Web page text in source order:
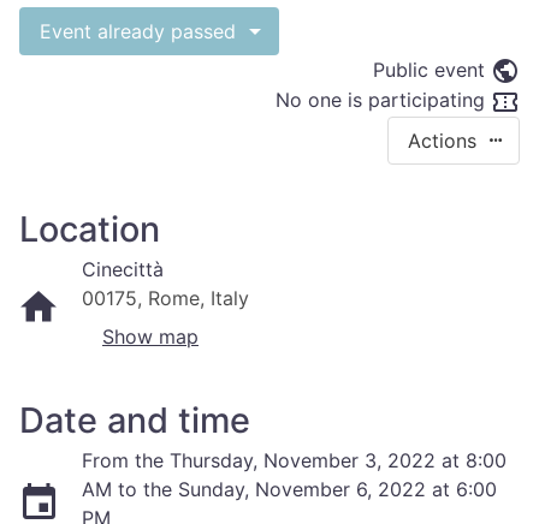
Event already passed
Public event
No one is participating
Actions
Location
Cinecittà
00175, Rome, Italy
Show map
Date and time
From the Thursday, November 3, 2022 at 8:00
AM to the Sunday, November 6, 2022 at 6:00
PM